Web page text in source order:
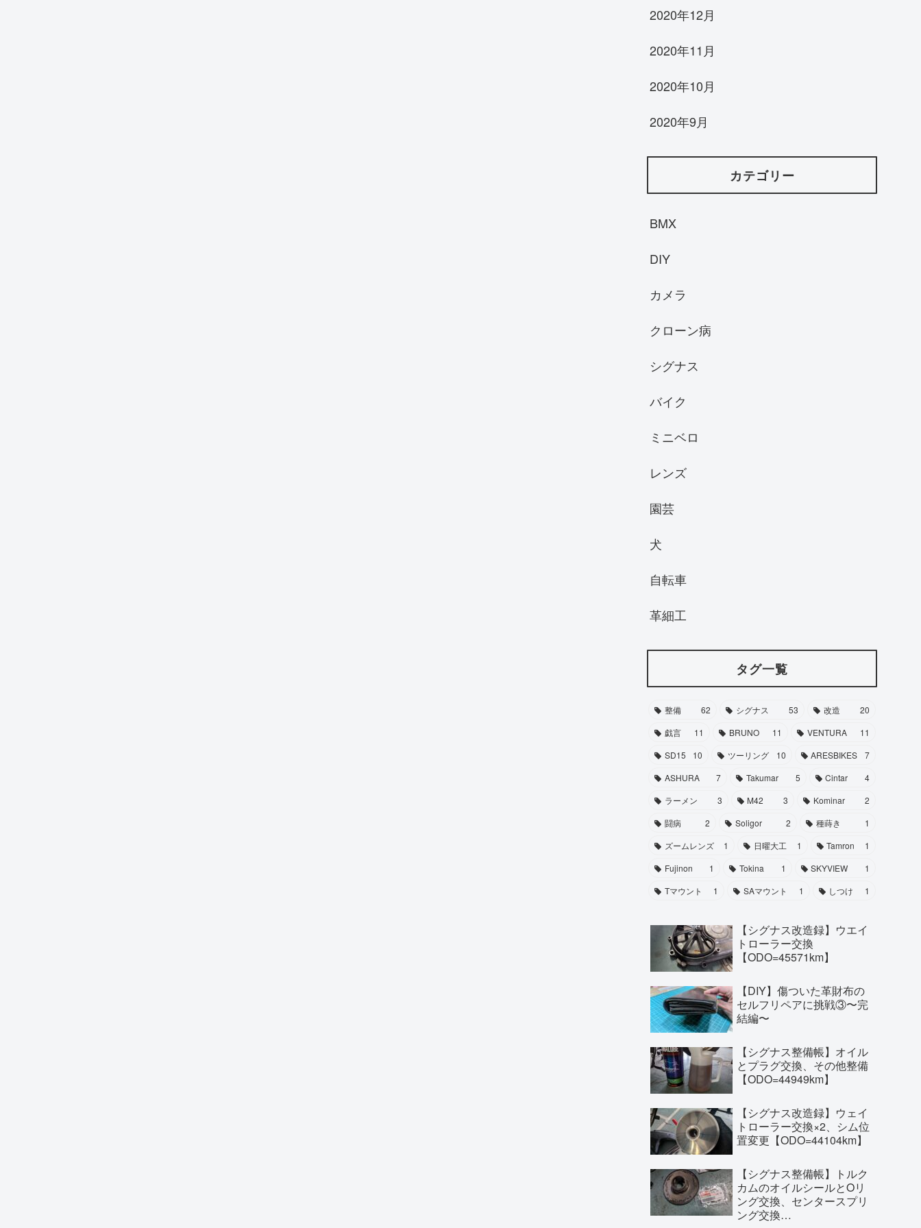
2020年12月
2020年11月
2020年10月
2020年9月
カテゴリー
BMX
DIY
カメラ
クローン病
シグナス
バイク
ミニベロ
レンズ
園芸
犬
自転車
革細工
タグ一覧
整備 62 シグナス 53 改造
20
戯言
11 BRUNO 11 VENTURA
11
SD15
10 ツーリング 10 ARESBIKES
7
ASHURA
7 Takumar 5 Cintar
4
ラーメン
3 M42 3 Kominar
2
闘病
2 Soligor 2 種蒔き
1
ズームレンズ
1 日曜大工 1 Tamron
1
Fujinon
1 Tokina 1 SKYVIEW
1
Tマウント
1 SAマウント 1 しつけ 1
【シグナス改造録】ウエイ
トローラー交換
【ODO=45571km】
【DIY】傷ついた革財布の
セルフリペアに挑戦③〜完
結編〜
【シグナス整備帳】オイル
とプラグ交換、その他整備
【ODO=44949km】
【シグナス改造録】ウェイ
トローラー交換×2、シム位
置変更【ODO=44104km】
【シグナス整備帳】トルク
カムのオイルシールとOリ
ング交換、センタースプリ
ング交換